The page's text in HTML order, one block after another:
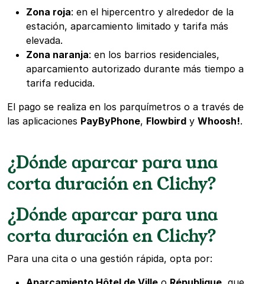
Zona roja: en el hipercentro y alrededor de la
estación, aparcamiento limitado y tarifa más
elevada.
Zona naranja: en los barrios residenciales,
aparcamiento autorizado durante más tiempo a
tarifa reducida.
El pago se realiza en los parquímetros o a través de
las aplicaciones PayByPhone, Flowbird y Whoosh!.
¿Dónde aparcar para una
corta duración en Clichy?
¿Dónde aparcar para una
corta duración en Clichy?
Para una cita o una gestión rápida, opta por: